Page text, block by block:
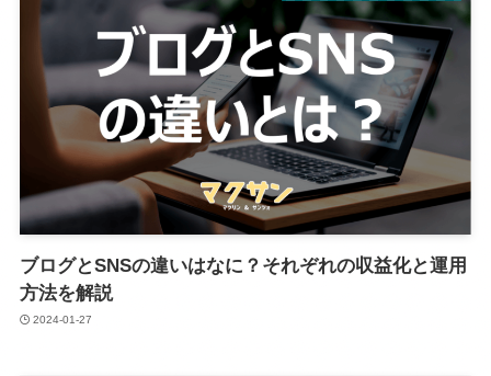
ブログとSNSの違いはなに？それぞれの収益化と運用
方法を解説
2024-01-27